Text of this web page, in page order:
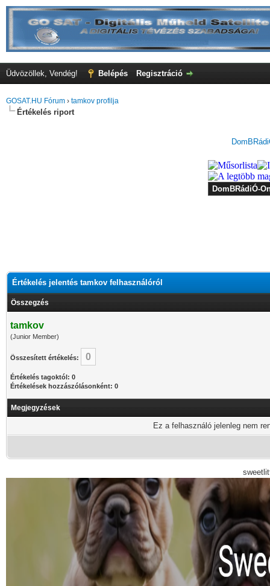
Üdvözöllek, Vendég! Belépés Regisztráció
GOSAT.HU Fórum › tamkov profilja
Értékelés riport
Értékelés jelentés tamkov felhasználóról
Összegzés
tamkov
(Junior Member)
Összesített értékelés: 0
Értékelés tagoktól: 0
Értékelések hozzászólásonként: 0
Megjegyzések
Ez a felhasználó jelenleg nem